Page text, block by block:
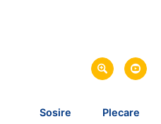
in
Pireu, Atena, Grecia
Sosire Plecare